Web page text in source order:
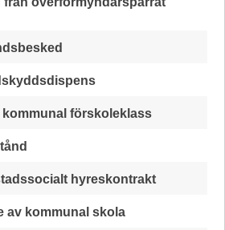
förskoleklass
hyreskontrakt
av kommunal skola